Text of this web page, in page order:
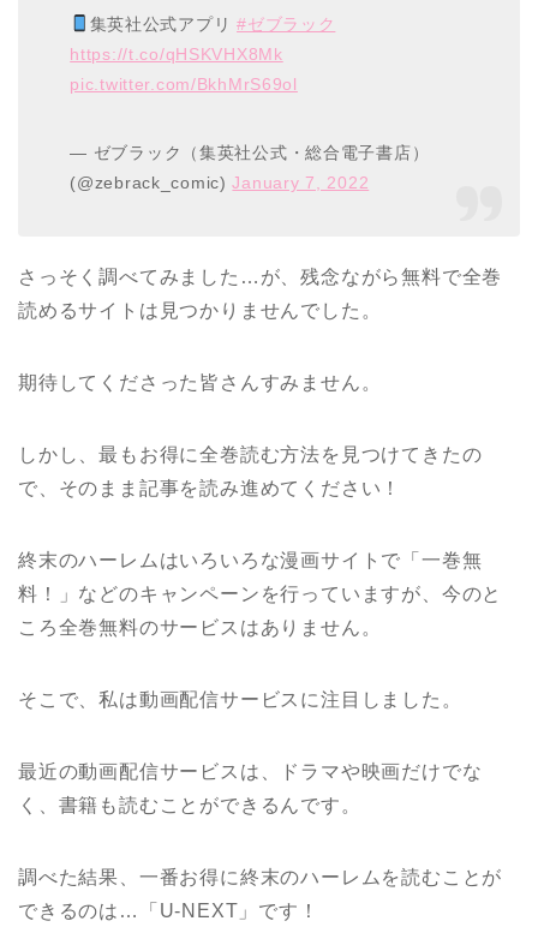
集英社公式アプリ#ゼブラック
https://t.co/qHSKVHX8Mk
pic.twitter.com/BkhMrS69ol
— ゼブラック（集英社公式・総合電子書店）
(@zebrack_comic)January 7, 2022
さっそく調べてみました…が、残念ながら無料で全巻
読めるサイトは見つかりませんでした。
期待してくださった皆さんすみません。
しかし、最もお得に全巻読む方法を見つけてきたの
で、そのまま記事を読み進めてください！
終末のハーレムはいろいろな漫画サイトで「一巻無
料！」などのキャンペーンを行っていますが、今のと
ころ全巻無料のサービスはありません。
そこで、私は動画配信サービスに注目しました。
最近の動画配信サービスは、ドラマや映画だけでな
く、書籍も読むことができるんです。
調べた結果、一番お得に終末のハーレムを読むことが
できるのは…「U-NEXT」です！